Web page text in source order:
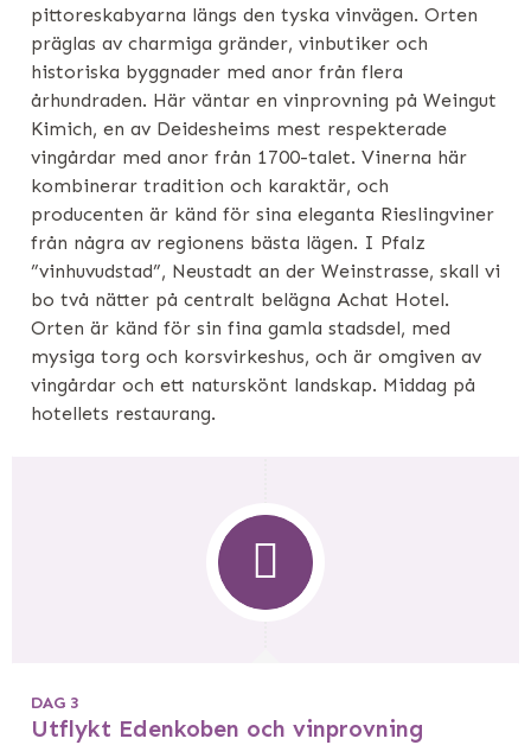
pittoreskabyarna längs den tyska vinvägen. Orten
präglas av charmiga gränder, vinbutiker och
historiska byggnader med anor från flera
århundraden. Här väntar en vinprovning på Weingut
Kimich, en av Deidesheims mest respekterade
vingårdar med anor från 1700-talet. Vinerna här
kombinerar tradition och karaktär, och
producenten är känd för sina eleganta Rieslingviner
från några av regionens bästa lägen. I Pfalz
”vinhuvudstad”, Neustadt an der Weinstrasse, skall vi
bo två nätter på centralt belägna Achat Hotel.
Orten är känd för sin fina gamla stadsdel, med
mysiga torg och korsvirkeshus, och är omgiven av
vingårdar och ett naturskönt landskap. Middag på
hotellets restaurang.
DAG 3
Utflykt Edenkoben och vinprovning